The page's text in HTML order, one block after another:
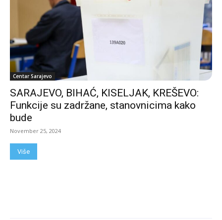
Centar Sarajevo
SARAJEVO, BIHAĆ, KISELJAK, KREŠEVO:
Funkcije su zadržane, stanovnicima kako
bude
November 25, 2024
Više